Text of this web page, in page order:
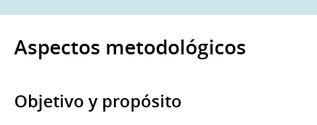
Aspectos metodológicos
Objetivo y propósito